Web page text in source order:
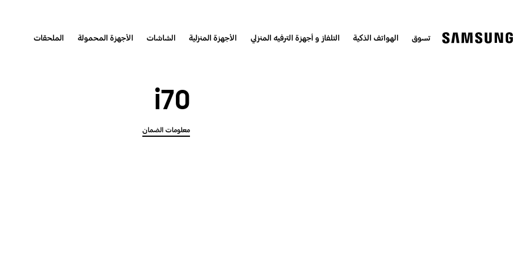
تسوق الهواتف الذكية التلفاز و أجهزة الترفيه المنزلي الأجهزة المنزلية الشاشات الأجهزة المحمولة الملحقات
i70
معلومات الضمان